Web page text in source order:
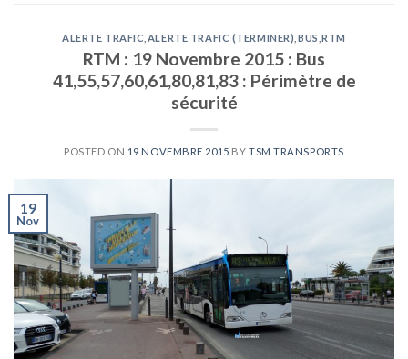
ALERTE TRAFIC ALERTE TRAFIC (TERMINER) BUS ,RTM
RTM : 19 Novembre 2015 : Bus
41,55,57,60,61,80,81,83 : Périmètre de
sécurité
POSTED ON 19 NOVEMBRE 2015 BY TSM TRANSPORTS
19
Nov